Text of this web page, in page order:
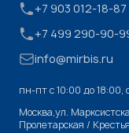
+7 903 012-18-87
+7 499 290-90-
info@mirbis.ru
пн-пт с 10:00 до 18:00,
Москва,ул.
Пролетарская /